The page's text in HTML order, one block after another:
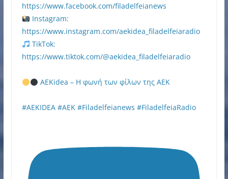
https://www.facebook.com/filadelfeianews
Instagram:
https://www.instagram.com/aekidea_filadelfeiaradio
TikTok:
https://www.tiktok.com/@aekidea_filadelfeiaradio
AEKidea – Η φωνή των φίλων της ΑΕΚ
#AEKIDEA #AEK #Filadelfeianews #FiladelfeiaRadio